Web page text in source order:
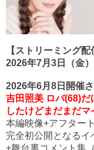
【ストリーミング配
2026年7月3日（金
2026年6月8日開催
吉田照美 ロバ(68)
したけどまだまだ
本編映像+アフター
完全初公開となるイ
+舞台裏コメント集